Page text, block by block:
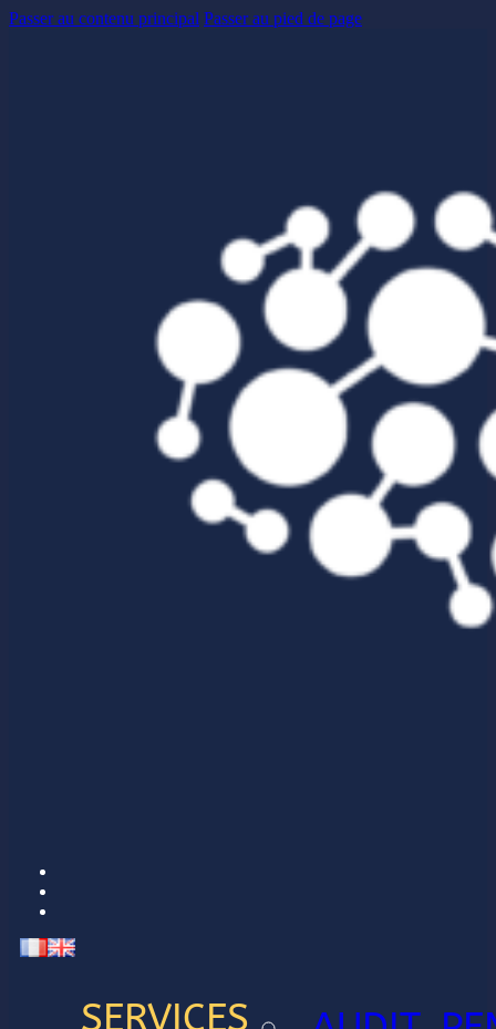
Passer au contenu principal Passer au pied de page
SERVICES